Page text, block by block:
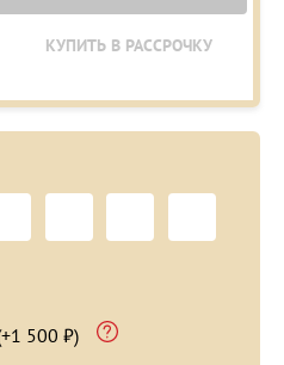
КУПИТЬ В РАССРОЧКУ
500 ₽)